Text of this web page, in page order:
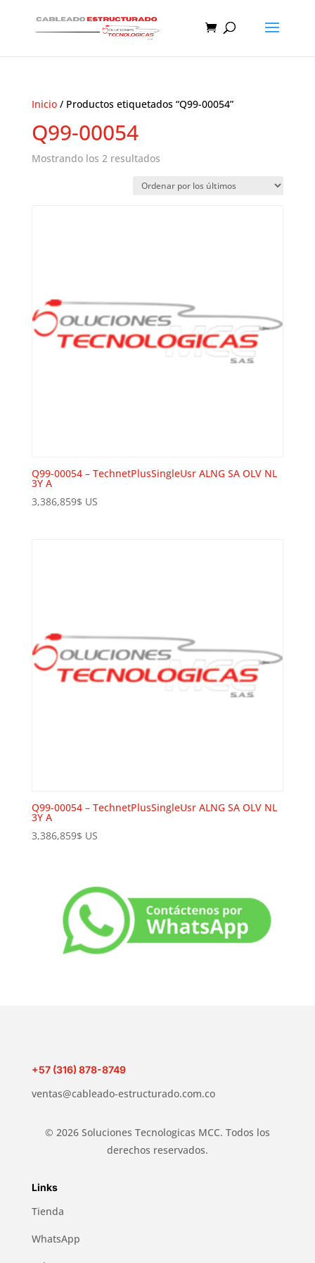
Inicio/ Productos etiquetados “Q99-00054”
Q99-00054
Mostrando los 2 resultadosOrdenado
los
Q99-00054 – TechnetPlusSingleUsr ALNG SA OLV NL
3Y A
3,386,859$ US
Q99-00054 – TechnetPlusSingleUsr ALNG SA OLV NL
3Y A
3,386,859$ US
+57 (316) 878-8749
ventas@cableado-estructurado.com.co
© 2026 Soluciones Tecnologicas MCC. Todos los
derechos reservados.
Links
Tienda
WhatsApp